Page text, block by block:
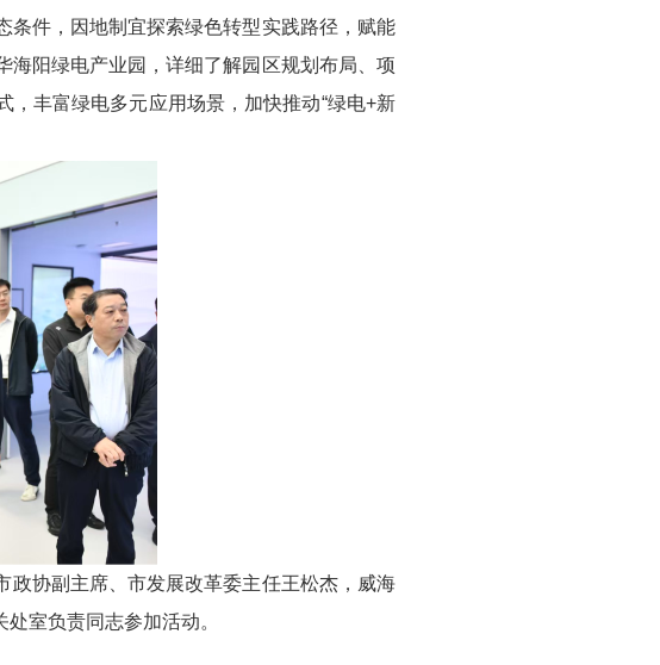
条件，因地制宜探索绿色转型实践路径，赋能
海阳绿电产业园，详细了解园区规划布局、项
丰富绿电多元应用场景，加快推动“绿电+新
政协副主席、市发展改革委主任王松杰，威海
室负责同志参加活动。